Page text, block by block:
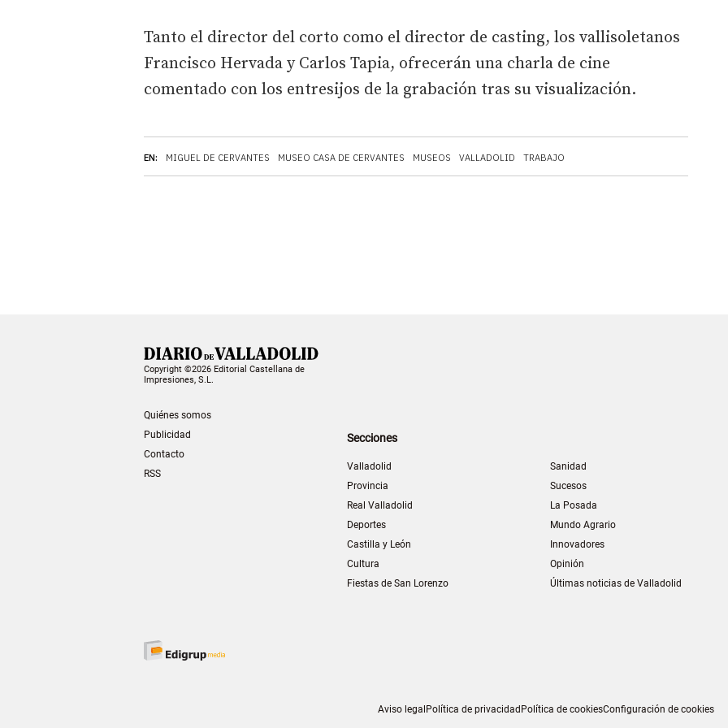
EN: MIGUEL DE CERVANTES MUSEO CASA DE CERVANTES MUSEOS VALLADOLID TRABAJO
Tanto el director del corto como el director de casting, los vallisoletanos
Francisco Hervada y Carlos Tapia, ofrecerán una charla de cine
comentado con los entresijos de la grabación tras su visualización.
Copyright ©2026 Editorial Castellana de
Impresiones, S.L.
Quiénes somos
Publicidad
Contacto
RSS
Secciones
Valladolid
Provincia
Real Valladolid
Deportes
Castilla y León
Cultura
Fiestas de San Lorenzo
Sanidad
Sucesos
La Posada
Mundo Agrario
Innovadores
Opinión
Últimas noticias de Valladolid
Aviso legal Política de privacidad Política de cookiesConfiguración de cookies